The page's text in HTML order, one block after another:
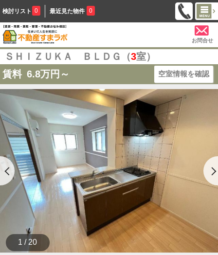
検討リスト 0 最近見た物件 0
お問合せ
ＳＨＩＺＵＫＡ ＢＬＤＧ（3室）
賃料 6.8万円～ 空室情報を確認
1 / 20